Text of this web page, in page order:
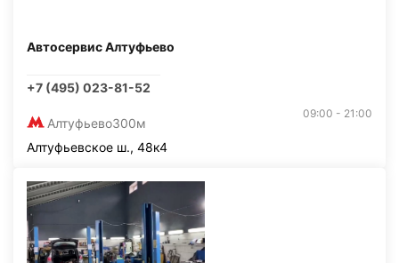
Автосервис Алтуфьево
+7 (495) 023-81-52
Алтуфьево300м
09:00 - 21:00
Алтуфьевское ш., 48к4